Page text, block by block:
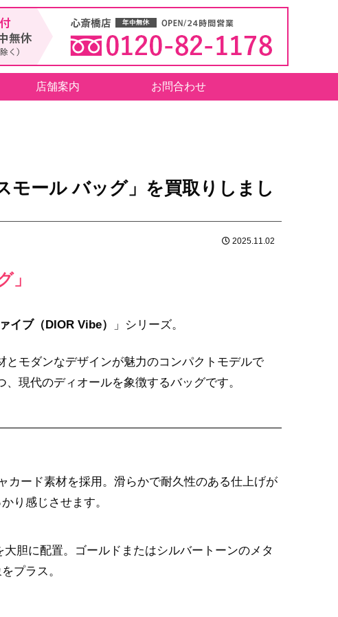
店舗案内 お問合わせ
モール バッグ」を買取りしまし
2025.11.02
」
イブ（DIOR Vibe） 」シリーズ。
モダンなデザインが魅力のコンパクトモデルで
、現代のディオールを象徴するバッグです。
カード素材を採用。滑らかで耐久性のある仕上げが
り感じさせます。
胆に配置。ゴールドまたはシルバートーンのメタ
プラス。